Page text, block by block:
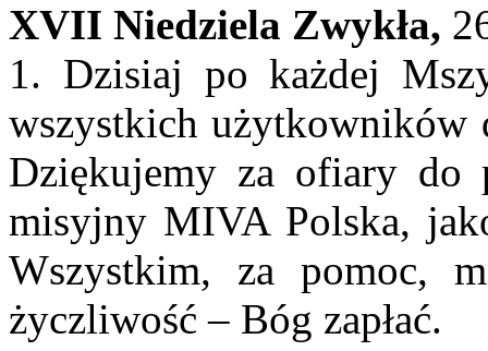
XVII Niedziela Zwykła,
1. Dzisiaj po każdej
wszystkich użytkowników
Dziękujemy za ofiary do
misyjny MIVA Polska,
Wszystkim, za pomoc,
życzliwość – Bóg zapłać.